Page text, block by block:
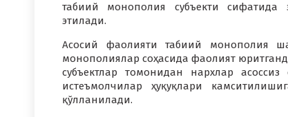
табиий монополия субъекти сифатида
этилади.
Асосий фаолияти табиий монополия
монополиялар соҳасида фаолият
субъектлар томонидан нархлар
истеъмолчилар ҳуқуқлари
қўлланилади.